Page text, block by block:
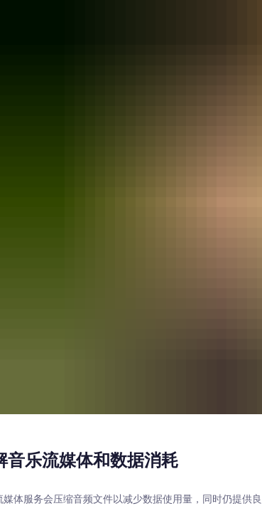
音乐流媒体和数据消耗
媒体服务会压缩音频文件以减少数据使用量，同时仍提供